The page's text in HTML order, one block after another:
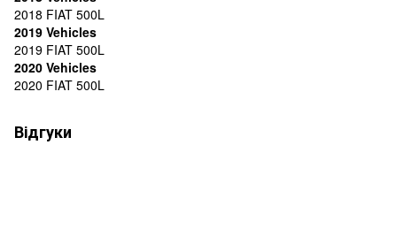
2018 FIAT 500L
2019 Vehicles
2019 FIAT 500L
2020 Vehicles
2020 FIAT 500L
Відгуки